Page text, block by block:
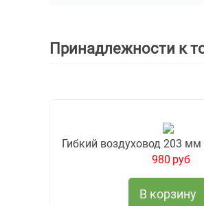
Принадлежности к
980 руб
В корзину